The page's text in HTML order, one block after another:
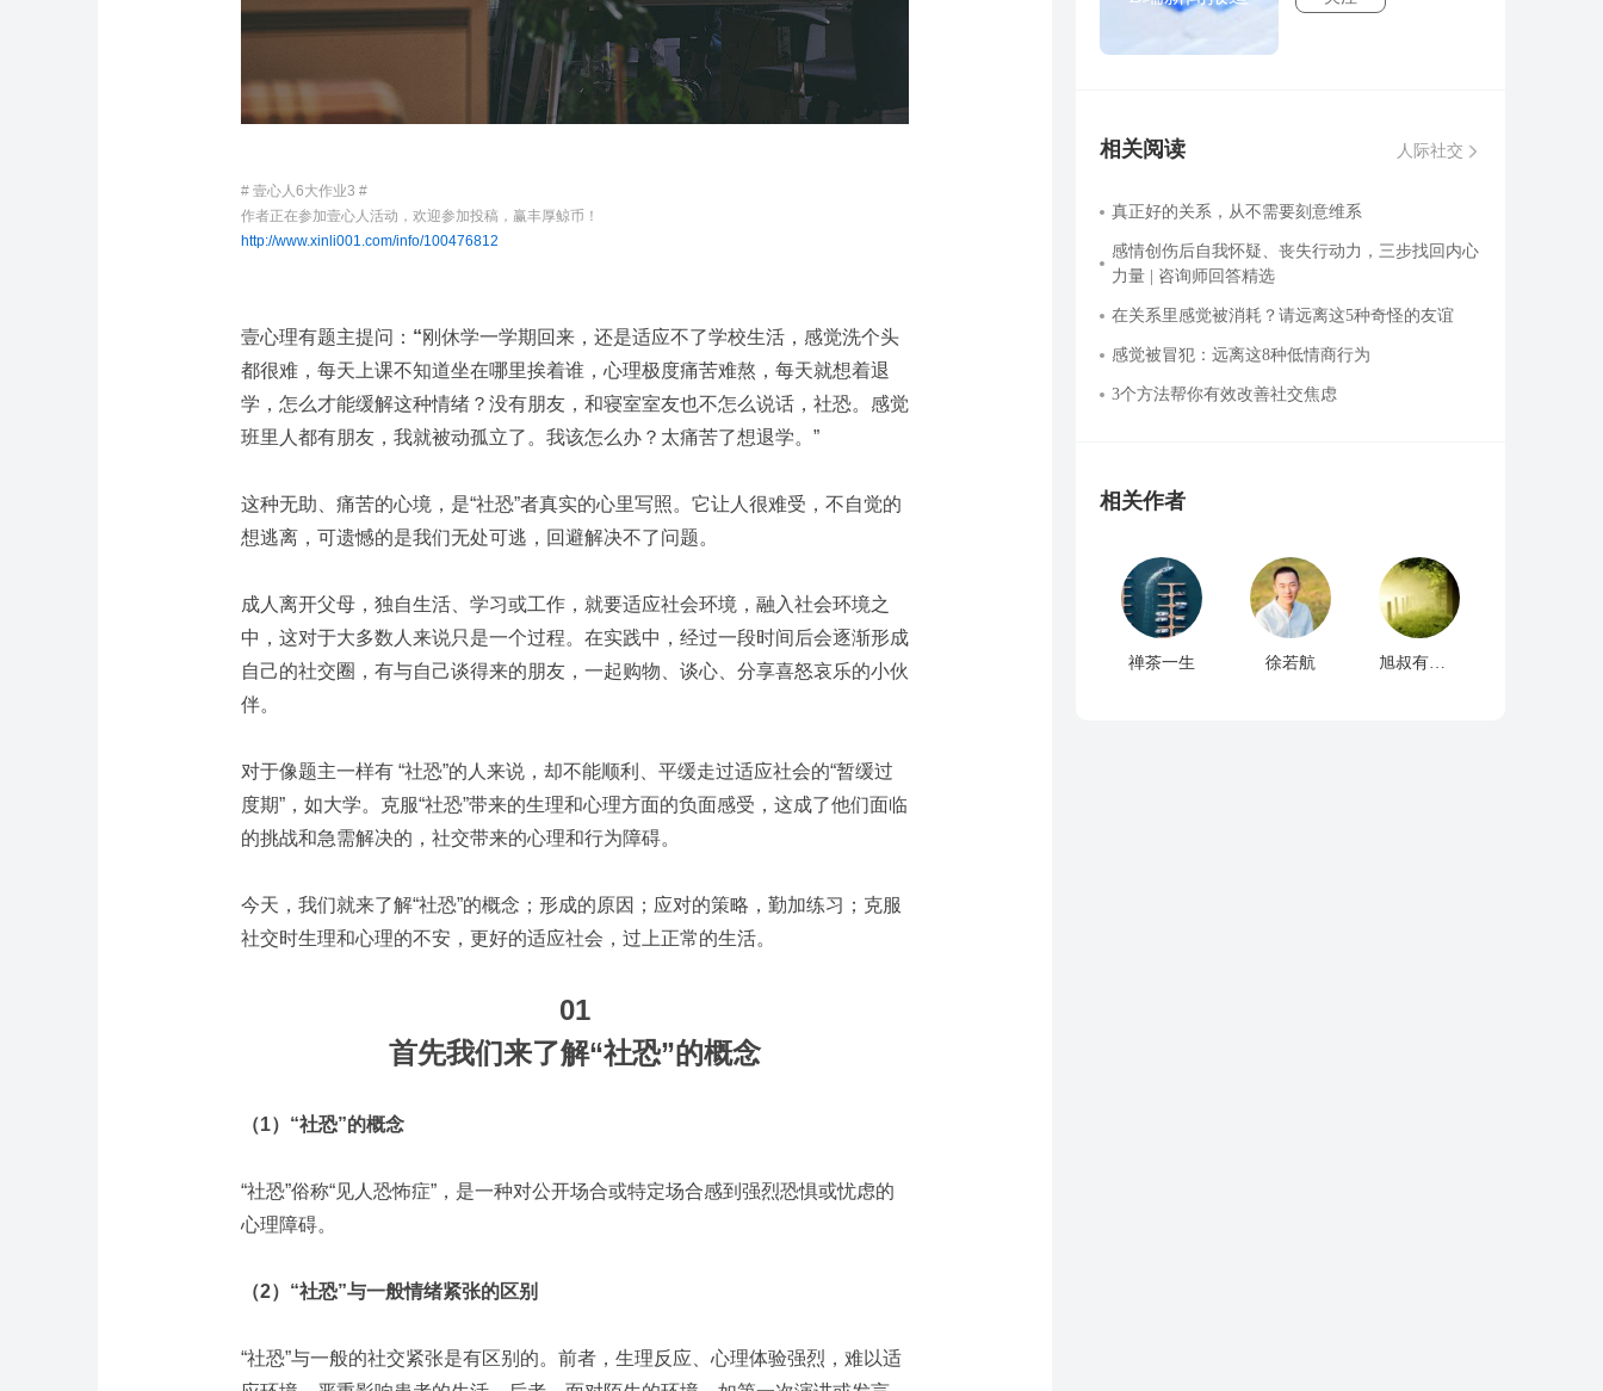
# 壹心人6大作业3 #
作者正在参加壹心人活动，欢迎参加投稿，赢丰厚鲸币！
http://www.xinli001.com/info/100476812
壹心理有题主提问： “刚休学一学期回来，还是适应不了学校生活，感觉洗个头
都很难，每天上课不知道坐在哪里挨着谁，心理极度痛苦难熬，每天就想着退
学，怎么才能缓解这种情绪？没有朋友，和寝室室友也不怎么说话，社恐。感觉
班里人都有朋友，我就被动孤立了。我该怎么办？太痛苦了想退学。”
这种无助、痛苦的心境，是“社恐”者真实的心里写照。它让人很难受，不自觉的
想逃离，可遗憾的是我们无处可逃，回避解决不了问题。
成人离开父母，独自生活、学习或工作，就要适应社会环境，融入社会环境之
中，这对于大多数人来说只是一个过程。 在实践中，经过一段时间后会逐渐形成
自己的社交圈，有与自己谈得来的朋友，一起购物、谈心、分享喜怒哀乐的小伙
伴。
对于像题主一样有 “社恐”的人来说，却不能顺利、平缓走过适应社会的“暂缓过
度期”，如大学。克服“社恐”带来的生理和心理方面的负面感受，这成了他们面临
的挑战和急需解决的，社交带来的心理和行为障碍。
今天，我们就来了解“社恐”的概念；形成的原因；应对的策略，勤加练习；克服
社交时生理和心理的不安，更好的适应社会，过上正常的生活。
01
首先我们来了解“社恐”的概念
（1）“社恐”的概念
“社恐”俗称“见人恐怖症”，是一种对公开场合或特定场合感到强烈恐惧或忧虑的
心理障碍。
（2）“社恐”与一般情绪紧张的区别
“社恐”与一般的社交紧张是有区别的。前者，生理反应、心理体验强烈，难以适
相关阅读 人际社交
真正好的关系，从不需要刻意维系
感情创伤后自我怀疑、丧失行动力，三步找回内心
力量 | 咨询师回答精选
在关系里感觉被消耗？请远离这5种奇怪的友谊
感觉被冒犯：远离这8种低情商行为
3个方法帮你有效改善社交焦虑
相关作者
禅茶一生 徐若航 旭叔有话说